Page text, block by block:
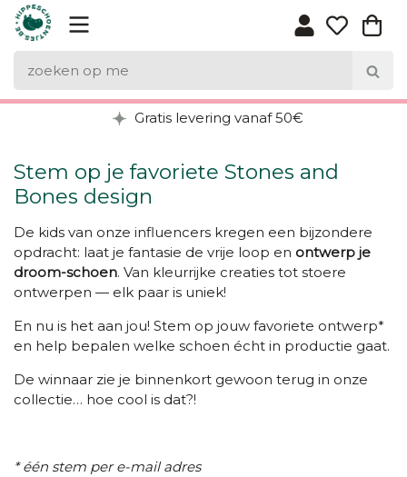
Gratis levering vanaf 50€
Stem op je favoriete Stones and
Bones design
De kids van onze influencers kregen een bijzondere
opdracht: laat je fantasie de vrije loop en ontwerp je
droom-schoen. Van kleurrijke creaties tot stoere
ontwerpen — elk paar is uniek!
En nu is het aan jou! Stem op jouw favoriete ontwerp*
en help bepalen welke schoen écht in productie gaat.
De winnaar zie je binnenkort gewoon terug in onze
collectie… hoe cool is dat?!
* één stem per e-mail adres